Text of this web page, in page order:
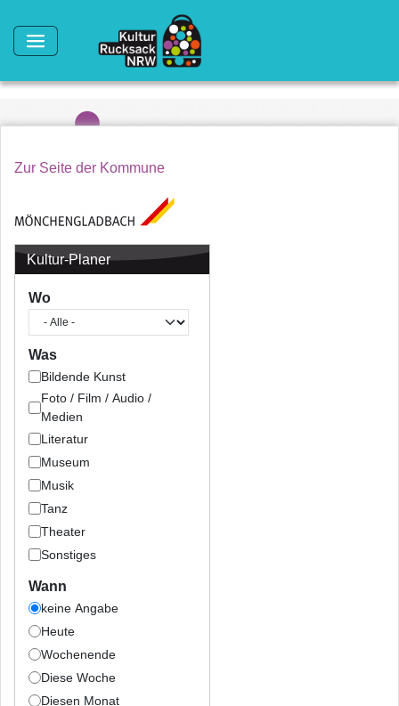
Zur Seite der Kommune
Kultur-Planer
Wo
Was
Bildende Kunst
Foto / Film / Audio /
Medien
Literatur
Museum
Musik
Tanz
Theater
Sonstiges
Wann
keine Angabe
Heute
Wochenende
Diese Woche
Diesen Monat